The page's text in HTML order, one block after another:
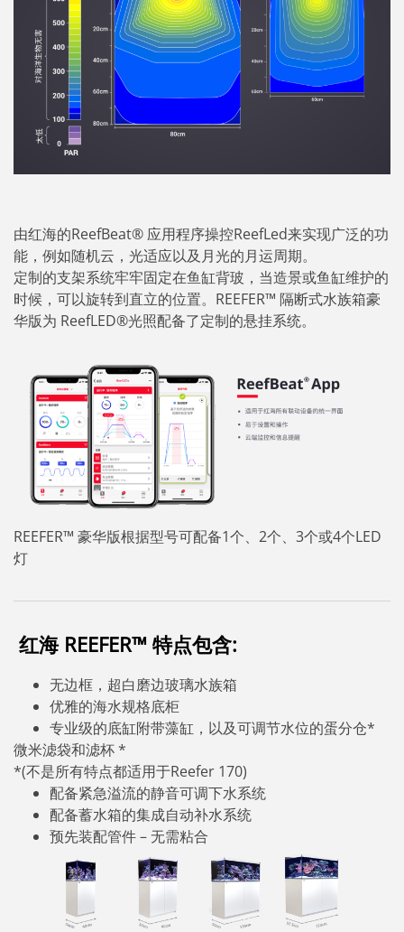
由红海的ReefBeat® 应用程序操控ReefLed来实现广泛的功
能，例如随机云，光适应以及月光的月运周期。
定制的支架系统牢牢固定在鱼缸背玻，当造景或鱼缸维护的
时候，可以旋转到直立的位置。REEFER™ 隔断式水族箱豪
华版为 ReefLED®光照配备了定制的悬挂系统。
REEFER™ 豪华版根据型号可配备1个、2个、3个或4个LED
灯
红海 REEFER™ 特点包含:
无边框，超白磨边玻璃水族箱
优雅的海水规格底柜
专业级的底缸附带藻缸，以及可调节水位的蛋分仓*
微米滤袋和滤杯 *
*(不是所有特点都适用于Reefer 170)
配备紧急溢流的静音可调下水系统
配备蓄水箱的集成自动补水系统
预先装配管件 – 无需粘合